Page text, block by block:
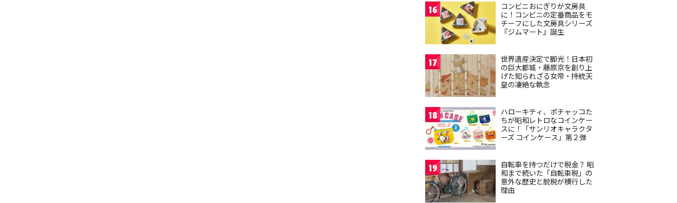
16
コンビニおにぎりが文房具
に！コンビニの定番商品をモ
チーフにした文房具シリーズ
『ジムマート』誕生
17
世界遺産決定で脚光！日本初
の巨大都城・藤原京を創り上
げた知られざる女帝・持統天
皇の凄絶な執念
18
ハローキティ、ポチャッコた
ちが昭和レトロなコインケー
スに！「サンリオキャラクタ
ーズ コインケース」第２弾
19
自転車を持つだけで税金？ 昭
和まで続いた「自転車税」の
意外な歴史と脱税が横行した
理由